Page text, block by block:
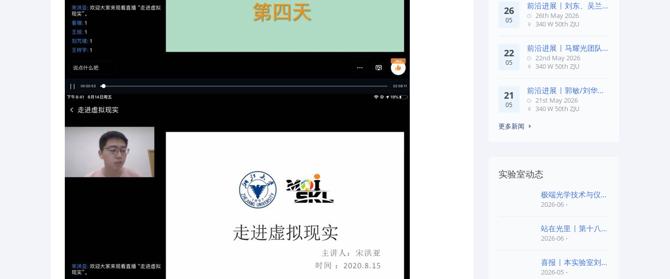
26
05
前沿进展 | 刘东、吴兰
团队在《Remote Sens. E
26th May 2026
340 W 50th ZJU
22
05
前沿进展 | 马耀光团队
在《Optica》发文：突破
几何相位
22nd May 2026
340 W 50th ZJU
21
05
前沿进展 | 郭敏/刘华锋
团队在《Nature
Commun
21st May 2026
340 W 50th ZJU
更多新闻
实验室动态
极端光学技术与仪器
全国重点实验室第四
2026-06
站在光里 | 第十八届
公益EPI中学生光
2026-06
喜报 | 本实验室刘旭
老师和陈红胜老师荣
2026-05